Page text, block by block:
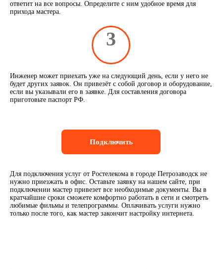
ответит на все вопросы. Определите с ним удобное время для
прихода мастера.
3
Инженер может приехать уже на следующий день, если у него не
будет других заявок. Он привезёт с собой договор и оборудование,
если вы указывали его в заявке. Для составления договора
приготовьте паспорт РФ.
Подключить
Для подключения услуг от Ростелекома в городе Петрозаводск не
нужно приезжать в офис. Оставьте заявку на нашем сайте, при
подключении мастер привезет все необходимые документы. Вы в
кратчайшие сроки сможете комфортно работать в сети и смотреть
любимые фильмы и телепрограммы. Оплачивать услуги нужно
только после того, как мастер закончит настройку интернета.